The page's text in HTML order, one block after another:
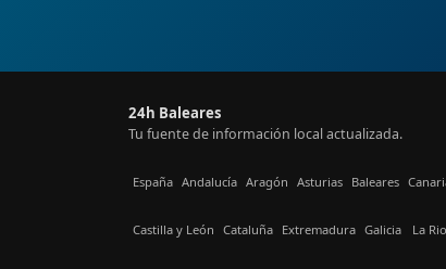
24h Baleares
Tu fuente de información local actualizada.
España Andalucía Aragón Asturias Baleares
Castilla y León Cataluña Extremadura Galicia La